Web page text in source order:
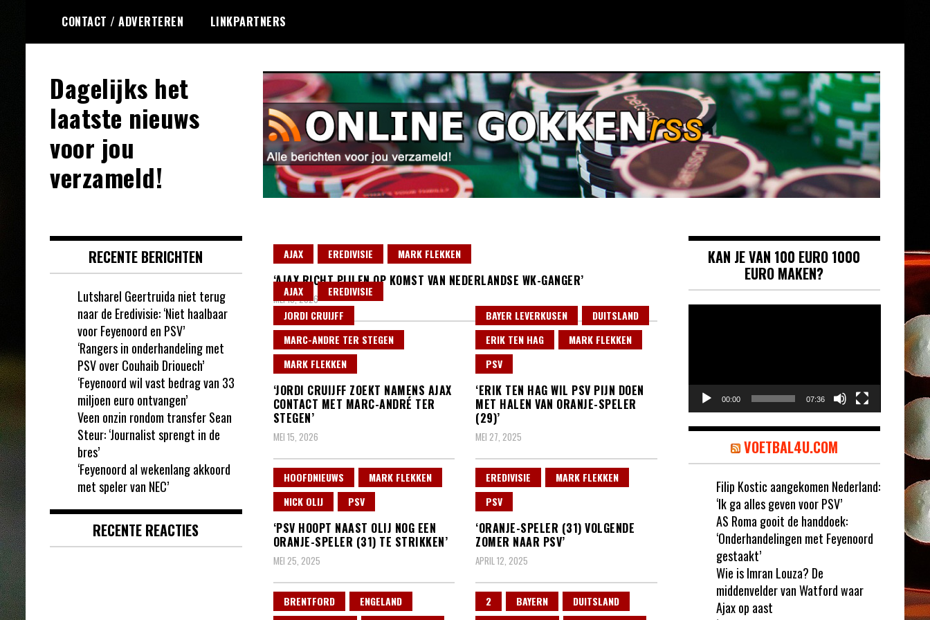
de
CONTACT / ADVERTEREN LINKPARTNERS
Dagelijks het
laatste nieuws
voor jou
verzameld!
AJAX EREDIVISIE MARK FLEKKEN
‘AJAX RICHT PIJLEN OP KOMST VAN NEDERLANDSE WK-GANGER’
MEI 15, 2026
AJAX
EREDIVISIE
JORDI CRUIJFF
MARC-ANDRE TER STEGEN
MARK FLEKKEN
‘JORDI CRUIJFF ZOEKT NAMENS AJAX
CONTACT MET MARC-ANDRÉ TER
STEGEN’
MEI 15, 2026
BAYER LEVERKUSEN
DUITSLAND
ERIK TEN HAG
MARK FLEKKEN
PSV
‘ERIK TEN HAG WIL PSV PIJN DOEN
MET HALEN VAN ORANJE-SPELER
(29)’
MEI 27, 2025
HOOFDNIEUWS
MARK FLEKKEN
NICK OLIJ
PSV
‘PSV HOOPT NAAST OLIJ NOG EEN
ORANJE-SPELER (31) TE STRIKKEN’
MEI 25, 2025
EREDIVISIE
MARK FLEKKEN
PSV
‘ORANJE-SPELER (31) VOLGENDE
ZOMER NAAR PSV’
APRIL 12, 2025
BRENTFORD
ENGELAND
2 BAYERN
DUITSLAND
RECENTE BERICHTEN
Lutsharel Geertruida niet terug
naar de Eredivisie: ‘Niet haalbaar
voor Feyenoord en PSV’
‘Rangers in onderhandeling met
PSV over Couhaib Driouech’
‘Feyenoord wil vast bedrag van 33
miljoen euro ontvangen’
Veen onzin rondom transfer Sean
Steur: ‘Journalist sprengt in de
bres’
‘Feyenoord al wekenlang akkoord
met speler van NEC’
RECENTE REACTIES
KAN JE VAN 100 EURO 1000
EURO MAKEN?
00:00 07:36
VOETBAL4U.COM
Filip Kostic aangekomen Nederland:
‘Ik ga alles geven voor PSV’
AS Roma gooit de handdoek:
‘Onderhandelingen met Feyenoord
gestaakt’
Wie is Imran Louza? De
middenvelder van Watford waar
Ajax op aast